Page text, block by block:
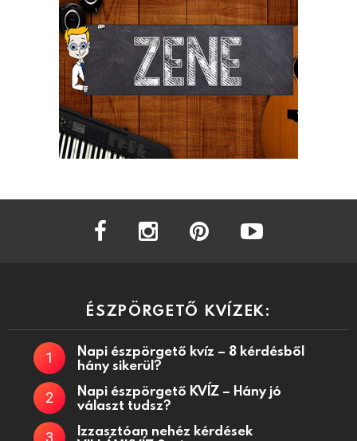
facebook instagram
ÉSZPÖRGETŐ KVÍZEK:
Napi észpörgető kvíz – 8 kérdésből
hány sikerül?
Napi észpörgető KVÍZ – Hány jó
választ tudsz?
Izzasztóan nehéz kérdések